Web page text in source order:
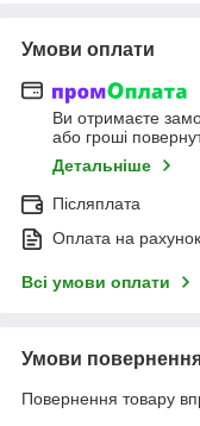
Умови оплати
Ви отримаєте
або гроші
Детальніше
Післяплата
Оплата на рахунок
Всі умови оплати
Умови
Повернення товару